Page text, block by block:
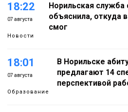
18:22
07 августа
Новости
Норильская служба
объяснила, откуда
смог
18:01
07 августа
Образование
В Норильске
предлагают 14
перспективой